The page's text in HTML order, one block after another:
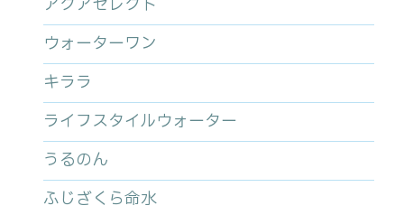
アクアセレクト
ウォーターワン
キララ
ライフスタイルウォーター
うるのん
ふじざくら命水